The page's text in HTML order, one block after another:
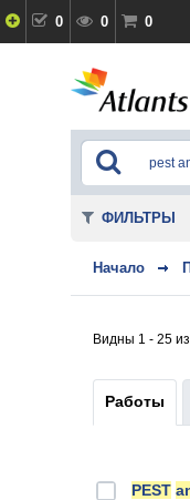
0 0 0
Начало
Видны 1 - 25
Работы
PEST
ФИЛЬТРЫ